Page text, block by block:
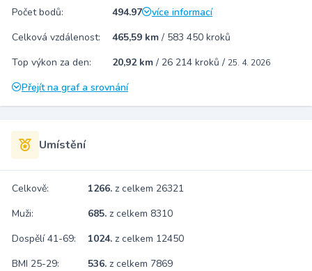
Počet bodů: 494.97
více informací
Celková vzdálenost:
465,59 km / 583 450 kroků
Top výkon za den:
20,92 km / 26 214 kroků / 25. 4. 2026
Přejít na graf a srovnání
Umístění
Celkově: 1266. z celkem 26321
Muži:
685. z celkem 8310
Dospělí 41-69:
1024. z celkem 12450
BMI 25-29:
536. z celkem 7869